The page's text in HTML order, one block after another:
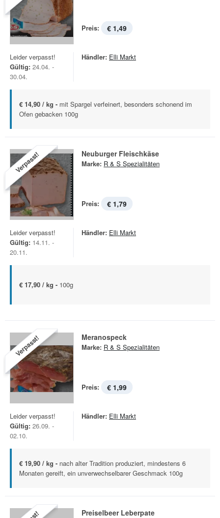
Preis: € 1,49
Leider verpasst!
Gültig: 24.04. -
30.04.
Händler: Elli Markt
€ 14,90 / kg - mit Spargel verfeinert, besonders schonend im
Ofen gebacken 100g
Verpasst! Neuburger Fleischkäse
Marke: R & S Spezialitäten
Preis: € 1,79
Leider verpasst!
Gültig: 14.11. -
20.11.
Händler: Elli Markt
€ 17,90 / kg - 100g
Verpasst! Meranospeck
Marke: R & S Spezialitäten
Preis: € 1,99
Leider verpasst!
Gültig: 26.09. -
02.10.
Händler: Elli Markt
€ 19,90 / kg - nach alter Tradition produziert, mindestens 6
Monaten gereift, ein unverwechselbarer Geschmack 100g
Preiselbeer Leberpate